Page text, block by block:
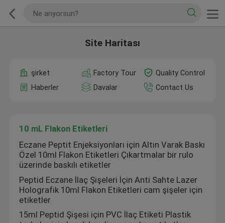
Site Haritası
şirket Factory Tour
Quality Control
Haberler
Davalar Contact Us
10 mL Flakon Etiketleri
Eczane Peptit Enjeksiyonları için Altın Varak Baskı
Özel 10ml Flakon Etiketleri Çıkartmalar bir rulo
üzerinde baskılı etiketler
Peptid Eczane İlaç Şişeleri İçin Anti Sahte Lazer
Holografik 10ml Flakon Etiketleri cam şişeler için
etiketler
15ml Peptid Şişesi için PVC İlaç Etiketi Plastik